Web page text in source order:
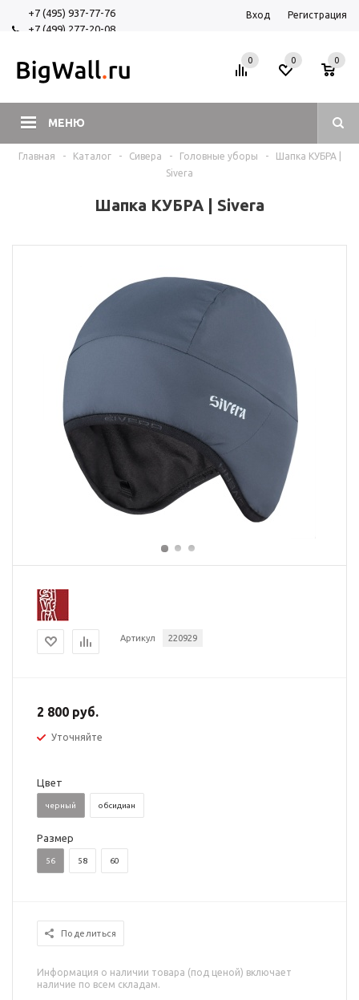
+7 (495) 937-77-76
+7 (499) 277-20-08
Вход Регистрация
МЕНЮ
0 0
0
Главная - Каталог - Сивера - Головные уборы -
Шапка КУБРА |
Sivera
Шапка КУБРА | Sivera
Артикул 220929
2 800 руб.
Уточняйте
Цвет
черный обсидиан
Размер
56 58 60
Поделиться
Информация о наличии товара (под ценой) включает
наличие по всем складам.